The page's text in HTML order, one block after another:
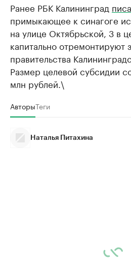
Ранее РБК Калининград
примыкающее к синагоге
на улице Октябрьской, 3 в
капитально отремонтируют
правительства
Размер целевой субсидии
млн рублей.\
АвторыТеги
Наталья Питахина